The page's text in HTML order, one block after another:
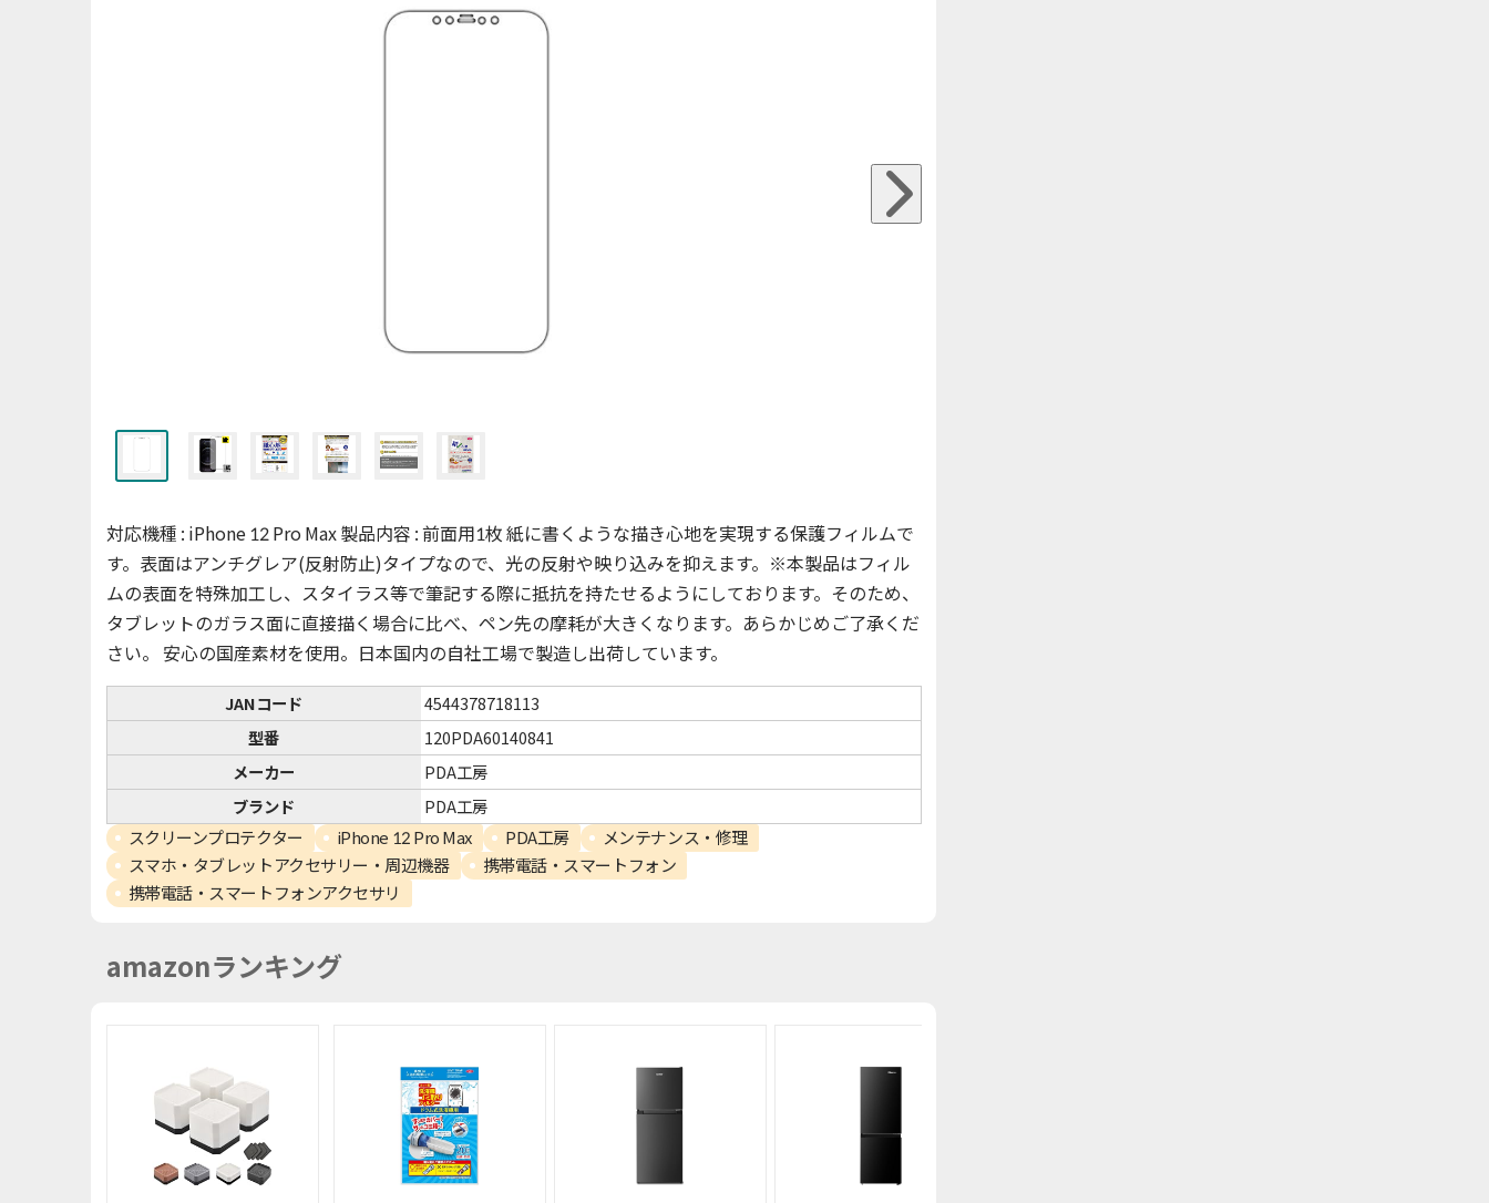
対応機種 : iPhone 12 Pro Max 製品内容 : 前面用1枚 紙に書くような描き心地を実現する保護フィルムで
す。表面はアンチグレア(反射防止)タイプなので、光の反射や映り込みを抑えます。※本製品はフィル
ムの表面を特殊加工し、スタイラス等で筆記する際に抵抗を持たせるようにしております。そのため、
タブレットのガラス面に直接描く場合に比べ、ペン先の摩耗が大きくなります。あらかじめご了承くだ
さい。 安心の国産素材を使用。日本国内の自社工場で製造し出荷しています。
JANコード
4544378718113
型番
120PDA60140841
メーカー
PDA工房
ブランド
PDA工房
スクリーンプロテクター iPhone 12 Pro Max PDA工房
メンテナンス・修理
スマホ・タブレットアクセサリー・周辺機器
携帯電話・スマートフォン
携帯電話・スマートフォンアクセサリ
amazonランキング